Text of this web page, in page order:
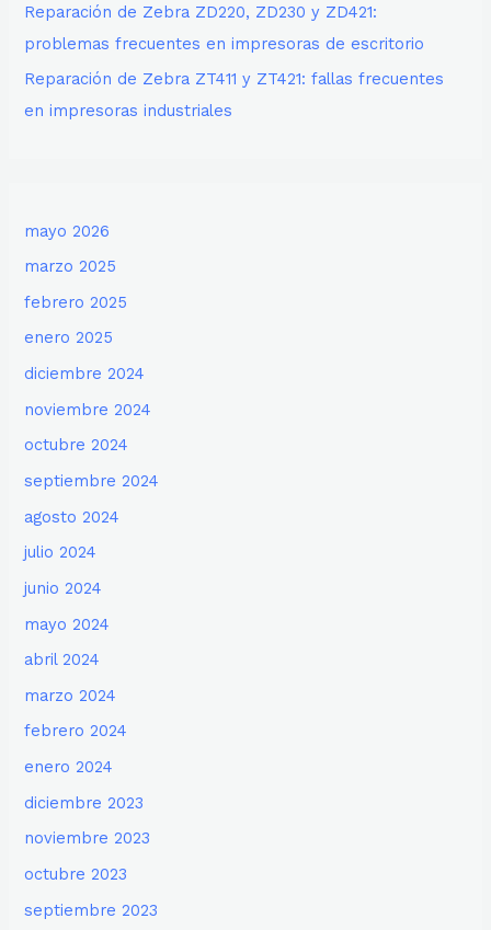
Reparación de Zebra ZD220, ZD230 y ZD421:
problemas frecuentes en impresoras de escritorio
Reparación de Zebra ZT411 y ZT421: fallas frecuentes
en impresoras industriales
mayo 2026
marzo 2025
febrero 2025
enero 2025
diciembre 2024
noviembre 2024
octubre 2024
septiembre 2024
agosto 2024
julio 2024
junio 2024
mayo 2024
abril 2024
marzo 2024
febrero 2024
enero 2024
diciembre 2023
noviembre 2023
octubre 2023
septiembre 2023